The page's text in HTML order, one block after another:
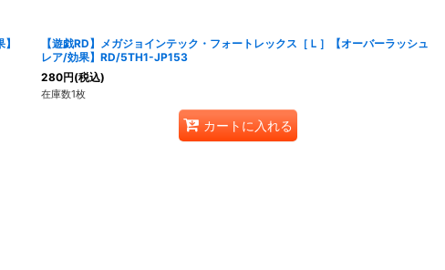
【遊戯RD】メガジョインテック・フォートレックス［Ｌ］【オーバーラッシュ
レア/効果】RD/5TH1-JP153
280円(税込)
在庫数1枚
カートに入れる